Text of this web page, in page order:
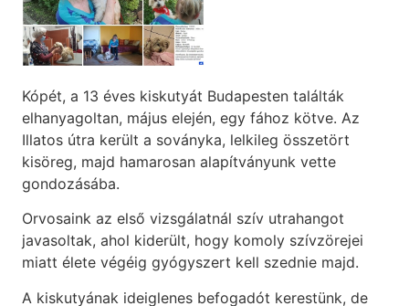
Kópét, a 13 éves kiskutyát Budapesten találták
elhanyagoltan, május elején, egy fához kötve. Az
Illatos útra került a soványka, lelkileg összetört
kisöreg, majd hamarosan alapítványunk vette
gondozásába.
Orvosaink az első vizsgálatnál szív utrahangot
javasoltak, ahol kiderült, hogy komoly szívzörejei
miatt élete végéig gyógyszert kell szednie majd.
A kiskutyának ideiglenes befogadót kerestünk, de